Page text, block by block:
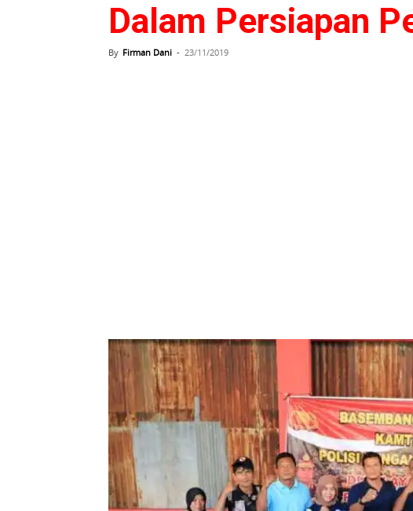
Dalam Persiapan
By Firman Dani - 23/11/2019